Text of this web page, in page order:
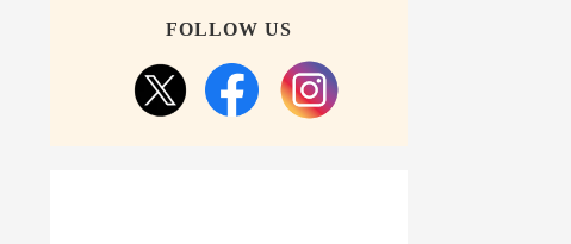
FOLLOW US